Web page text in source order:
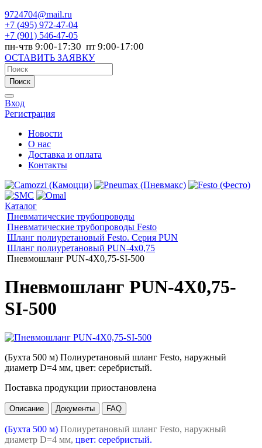
9724704@mail.ru
+7 (495) 972-47-04
+7 (901) 546-47-05
пн-чтв 9:00-17:30 пт 9:00-17:00
ОСТАВИТЬ ЗАЯВКУ
Поиск
Вход
Регистрация
Новости
О нас
Доставка и оплата
Контакты
Каталог
Пневматические трубопроводы
Пневматические трубопроводы Festo
Шланг полиуретановый Festo. Серия PUN
Шланг полиуретановый PUN-4x0,75
Пневмошланг PUN-4X0,75-SI-500
Пневмошланг PUN-4X0,75-
SI-500
(Бухта 500 м) Полиуретановый шланг Festo, наружный
диаметр D=4 мм, цвет: серебристый.
Поставка продукции приостановлена
Описание Документы FAQ
(Бухта 500 м) Полиуретановый шланг Festo, наружный
диаметр D=4 мм, цвет: серебристый.